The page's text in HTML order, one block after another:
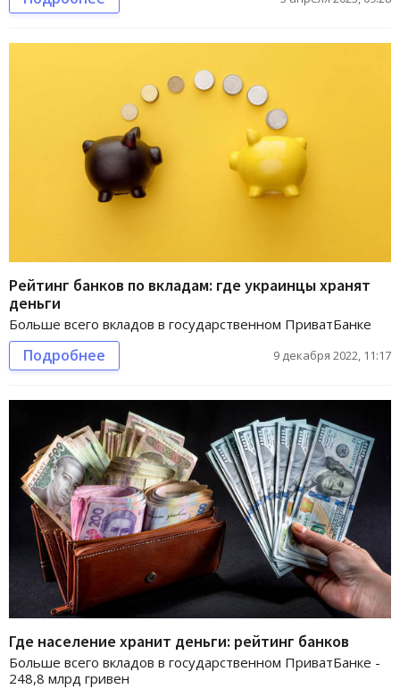
Рейтинг банков по вкладам: где украинцы хранят
деньги
Больше всего вкладов в государственном ПриватБанке
Подробнее 9 декабря 2022, 11:17
Где население хранит деньги: рейтинг банков
Больше всего вкладов в государственном ПриватБанке -
248,8 млрд гривен